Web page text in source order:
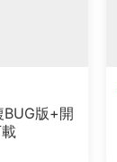
版+開